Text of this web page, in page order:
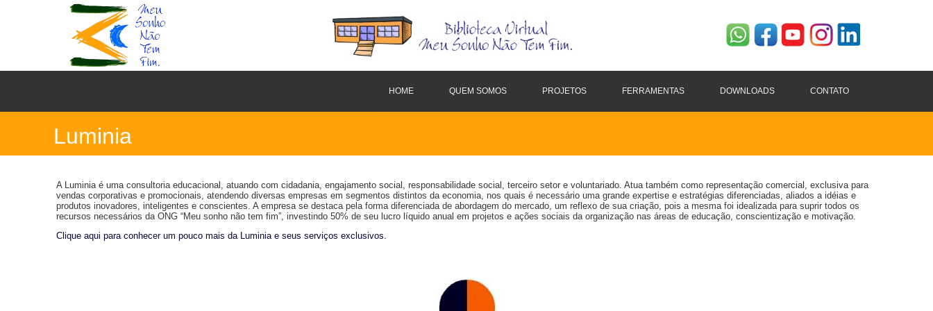
HOME QUEM SOMOS PROJETOS FERRAMENTAS DOWNLOADS CONTATO
Luminia
A Luminia é uma consultoria educacional, atuando com cidadania, engajamento social, responsabilidade social, terceiro setor e voluntariado. Atua também como representação comercial, exclusiva para
vendas corporativas e promocionais, atendendo diversas empresas em segmentos distintos da economia, nos quais é necessário uma grande expertise e estratégias diferenciadas, aliados a idéias e
produtos inovadores, inteligentes e conscientes. A empresa se destaca pela forma diferenciada de abordagem do mercado, um reflexo de sua criação, pois a mesma foi idealizada para suprir todos os
recursos necessários da ONG “Meu sonho não tem fim”, investindo 50% de seu lucro líquido anual em projetos e ações sociais da organização nas áreas de educação, conscientização e motivação.
Clique aqui para conhecer um pouco mais da Luminia e seus serviços exclusivos.